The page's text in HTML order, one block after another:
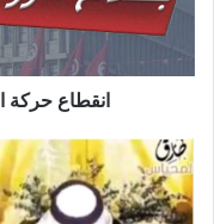
انقطاع حركة